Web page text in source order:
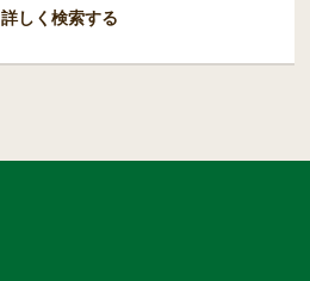
詳しく検索する